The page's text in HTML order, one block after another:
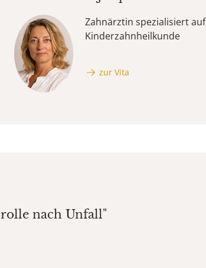
Zahnärztin spezialisiert auf
Kinderzahnheilkunde
zur Vita
nach Unfall"